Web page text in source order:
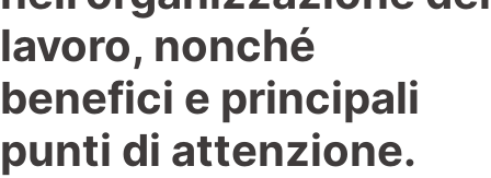
lavoro, nonché
benefici e principali
punti di attenzione.